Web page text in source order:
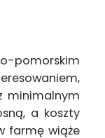
pomorskim
minimalnym
a koszty
farmę wiąże